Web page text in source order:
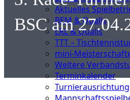
Aktuelles
BEM & Qualis
LRL & Qualis
TTT –
mini-
Weitere
Terminkalender
Turnierausrichtung
BSC am